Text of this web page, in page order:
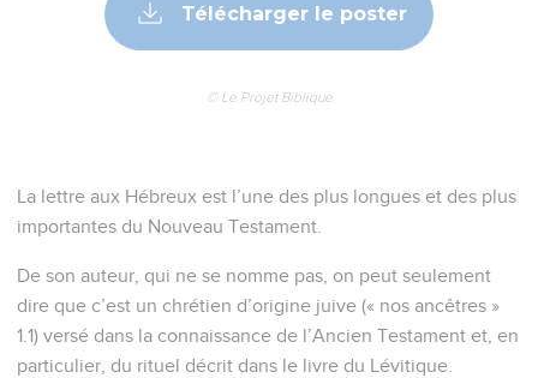
Télécharger le poster
© Le Projet Biblique
La lettre aux Hébreux est l’une des plus longues et des plus
importantes du Nouveau Testament.
De son auteur, qui ne se nomme pas, on peut seulement
dire que c’est un chrétien d’origine juive (« nos ancêtres »
1.1) versé dans la connaissance de l’Ancien Testament et, en
particulier, du rituel décrit dans le livre du Lévitique.